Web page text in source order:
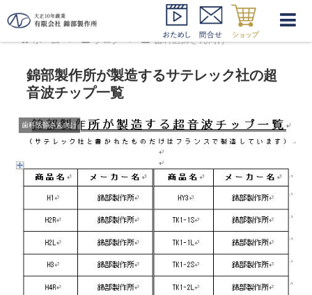
ホーム ブログ 歯科医師さん向け
錦部製作所が製造するサテレック社の超
音波チップ一覧
歯科医師さん向け